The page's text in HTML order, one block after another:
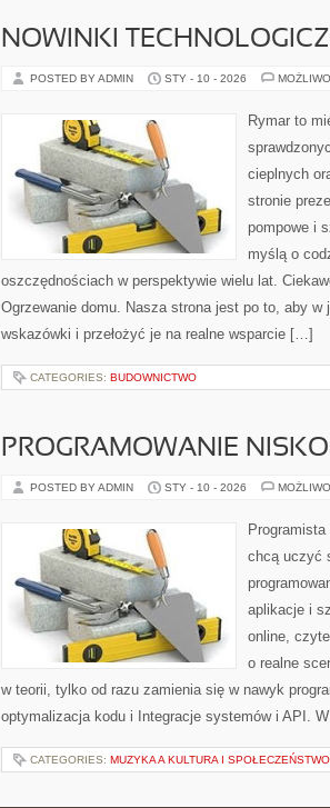
NOWINKI
POSTED BY ADMIN STY - 10 - 2026
Rymar to
cieplnych
stronie
pompowe i
myślą o
oszczędnościach w perspektywie wielu lat.
Ogrzewanie domu. Nasza strona jest po to, aby
wskazówki i przełożyć je na realne wsparcie […]
CATEGORIES: BUDOWNICTWO
PROGRAMOWANIE
POSTED BY ADMIN STY - 10 - 2026
chcą uczyć
aplikacje i
online,
o realne
w teorii, tylko od razu zamienia się w nawyk
optymalizacja kodu i Integracje systemów i API.
CATEGORIES: MUZYKA A KULTURA I SPOŁECZEŃSTWO